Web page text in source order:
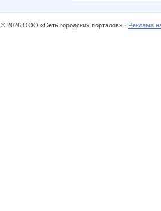
© 2026 ООО «Сеть городских порталов» · Реклама